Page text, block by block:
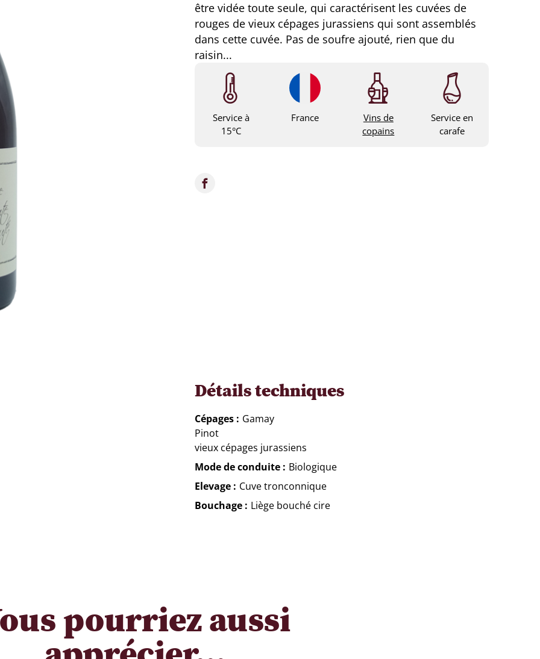
être vidée toute seule, qui caractérisent les cuvées de
rouges de vieux cépages jurassiens qui sont assemblés
dans cette cuvée. Pas de soufre ajouté, rien que du
raisin...
Service à
15°C
France
Vins de
copains
Service en
carafe
Détails techniques
Cépages
Gamay
Pinot
vieux cépages jurassiens
Mode de conduite
Biologique
Elevage
Cuve tronconnique
Bouchage
Liège bouché cire
pourriez aussi